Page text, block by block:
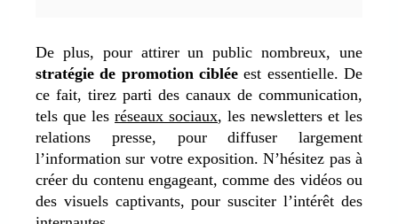
De plus, pour attirer un public nombreux, une
stratégie de promotion ciblée est essentielle. De
ce fait, tirez parti des canaux de communication,
tels que les réseaux sociaux, les newsletters et les
relations presse, pour diffuser largement
l’information sur votre exposition. N’hésitez pas à
créer du contenu engageant, comme des vidéos ou
des visuels captivants, pour susciter l’intérêt des